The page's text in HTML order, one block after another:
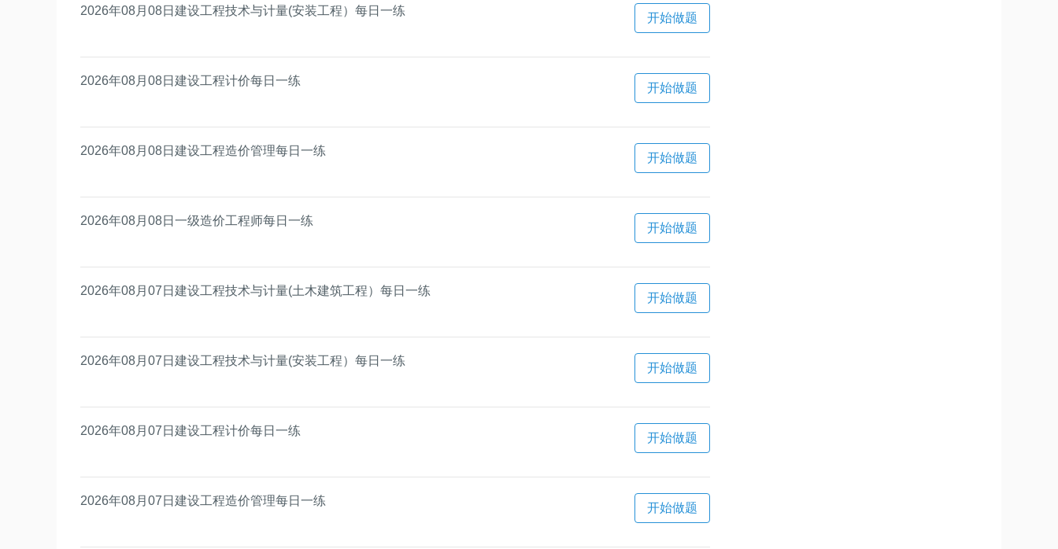
2026年08月08日建设工程技术与计量(安装工程）每日一练
开始做题
2026年08月08日建设工程计价每日一练
开始做题
2026年08月08日建设工程造价管理每日一练
开始做题
2026年08月08日一级造价工程师每日一练
开始做题
2026年08月07日建设工程技术与计量(土木建筑工程）每日一练
开始做题
2026年08月07日建设工程技术与计量(安装工程）每日一练
开始做题
2026年08月07日建设工程计价每日一练
开始做题
2026年08月07日建设工程造价管理每日一练
开始做题